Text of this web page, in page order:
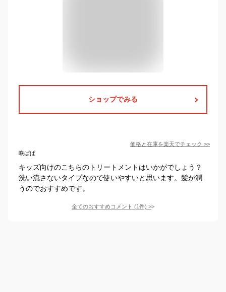
ショップでみる
価格と在庫を楽天でチェック >>
咲ぱぱ
キッズ向けのこちらのトリートメントはいかがでしょう？
洗い流さないタイプなので使いやすいと思います。髪が潤
うのでおすすめです。
全てのおすすめコメント (1件) >